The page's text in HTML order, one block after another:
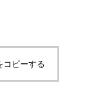
コピーする